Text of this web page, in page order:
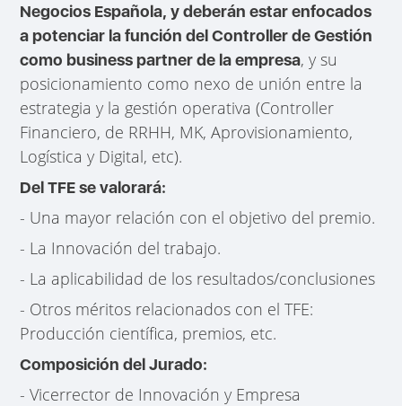
Negocios Española, y deberán estar enfocados
a potenciar la función del Controller de Gestión
como business partner de la empresa, y su
posicionamiento como nexo de unión entre la
estrategia y la gestión operativa (Controller
Financiero, de RRHH, MK, Aprovisionamiento,
Logística y Digital, etc).
Del TFE se valorará:
- Una mayor relación con el objetivo del premio.
- La Innovación del trabajo.
- La aplicabilidad de los resultados/conclusiones
- Otros méritos relacionados con el TFE:
Producción científica, premios, etc.
Composición del Jurado:
- Vicerrector de Innovación y Empresa